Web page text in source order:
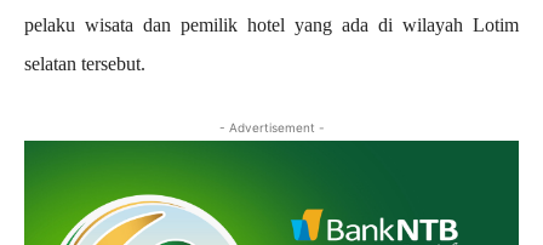
pelaku wisata dan pemilik hotel yang ada di wilayah Lotim
selatan tersebut.
- Advertisement -